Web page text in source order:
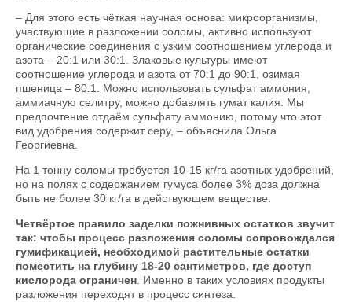
– Для этого есть чёткая научная основа: микроорганизмы,
участвующие в разложении соломы, активно используют
органические соединения с узким соотношением углерода и
азота – 20:1 или 30:1. Злаковые культуры имеют
соотношение углерода и азота от 70:1 до 90:1, озимая
пшеница – 80:1. Можно использовать сульфат аммония,
аммиачную селитру, можно добавлять гумат калия. Мы
предпочтение отдаём сульфату аммонию, потому что этот
вид удобрения содержит серу, – объяснила Ольга
Георгиевна.
На 1 тонну соломы требуется 10-15 кг/га азотных удобрений,
но на полях с содержанием гумуса более 3% доза должна
быть не более 30 кг/га в действующем веществе.
Четвёртое правило заделки пожнивных остатков звучит
так: чтобы процесс разложения соломы сопровождался
гумификацией, необходимой растительные остатки
поместить на глубину 18-20 сантиметров, где доступ
кислорода ограничен . Именно в таких условиях продукты
разложения переходят в процесс синтеза.